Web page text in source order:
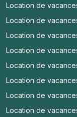
Location de
Location de
Location de
Location de
Location de
Location de
Location de
Location de